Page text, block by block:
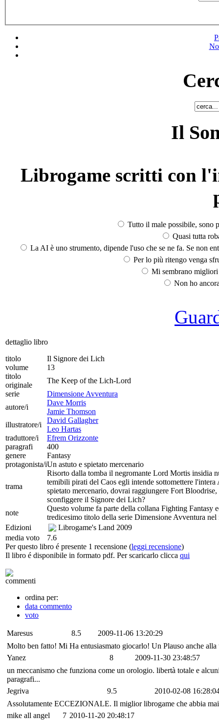
Il
Librogame scritti con
Tutto il male possibile, sono
Quasi tutta
La AI è uno strumento, dipende l'uso che se ne fa. Se non
Per lo più ritengo venga
Mi sembrano
Non ho
dettaglio libro
titolo
Il Signore dei Lich
volume
13
titolo
originale
The Keep of the Lich-Lord
serie
Dimensione Avventura
autore/i
Dave Morris
Jamie Thomson
illustratore/i
David Gallagher
Leo Hartas
traduttore/i
Efrem Orizzonte
paragrafi
400
genere
Fantasy
protagonista/iUn astuto e spietato mercenario
trama
Risorto dalla tomba il negromante Lord Mortis insidia
temibili pirati del Caos egli intende sottomettere
spietato mercenario, dovrai raggiungere Fort
sconfiggere il Signore dei Lich?
note
Questo volume fa parte della collana Fighting
tredicesimo titolo della serie Dimensione Avventura
Edizioni
Librogame's Land 2009
media voto
7.6
Per questo libro é presente 1 recensione (leggi recensione)
Il libro é disponibile in formato pdf. Per scaricarlo clicca qui
commenti
ordina per:
data commento
voto
Maresus 8.5
2009-11-06 13:20:29
Molto ben fatto! Mi Ha entusiasmato giocarlo! Un Plauso anche alla
Yanez
8
2009-11-30 23:48:57
un meccanismo che funziona come un orologio. libertà totale e
paragrafi...
Jegriva
9.5
2010-02-08
Assolutamente ECCEZIONALE. Il miglior librogame che abbia
mike all angel
7 2010-11-20 20:48:17